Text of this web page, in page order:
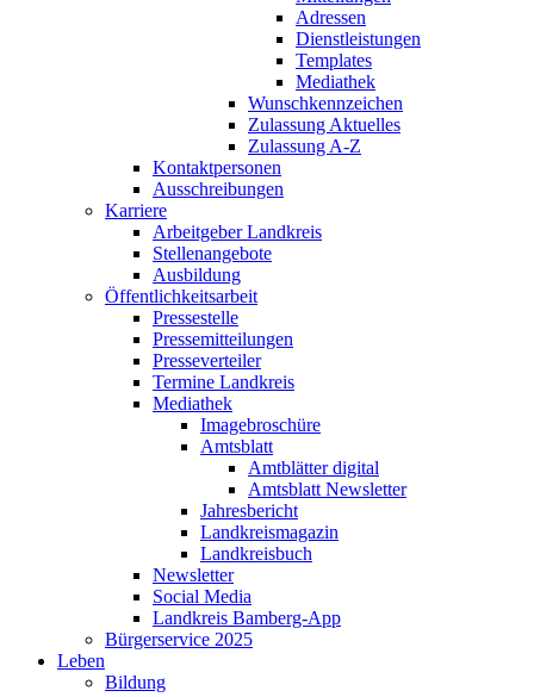
Adressen
Dienstleistungen
Templates
Mediathek
Wunschkennzeichen
Zulassung Aktuelles
Zulassung A-Z
Kontaktpersonen
Ausschreibungen
Karriere
Arbeitgeber Landkreis
Stellenangebote
Ausbildung
Öffentlichkeitsarbeit
Pressestelle
Pressemitteilungen
Presseverteiler
Termine Landkreis
Mediathek
Imagebroschüre
Amtsblatt
Amtblätter digital
Amtsblatt Newsletter
Jahresbericht
Landkreismagazin
Landkreisbuch
Newsletter
Social Media
Landkreis Bamberg-App
Bürgerservice 2025
Leben
Bildung